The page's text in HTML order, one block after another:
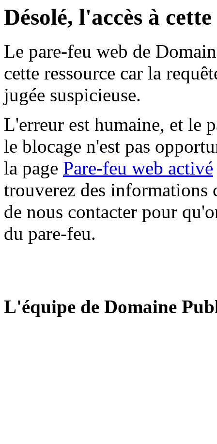
Désolé, l'accès à
Le pare-feu web de
cette ressource car la
jugée suspicieuse.
L'erreur est humaine, et le
le blocage n'est pas
la page Pare-feu web activé
trouverez des informations
de nous contacter pour
du pare-feu.
L'équipe de Domaine